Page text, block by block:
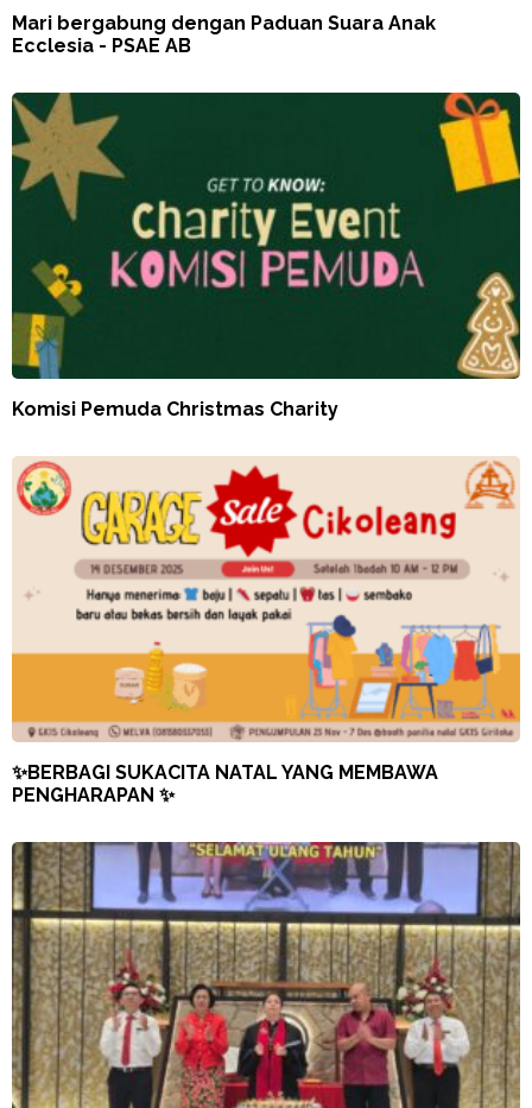
Mari bergabung dengan Paduan Suara Anak
Ecclesia - PSAE AB
Komisi Pemuda Christmas Charity
✨BERBAGI SUKACITA NATAL YANG MEMBAWA
PENGHARAPAN ✨